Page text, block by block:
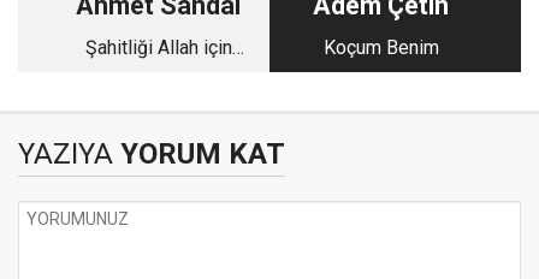
Şahitliği Allah için
Koçum Benim
YAZIYA YORUM KAT